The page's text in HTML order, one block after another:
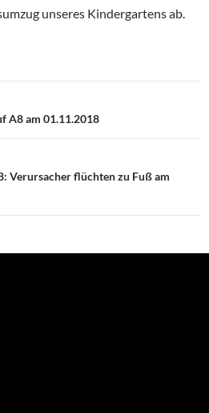
unseres Kindergartens ab.
A8 am 01.11.2018
Verursacher flüchten zu Fuß am